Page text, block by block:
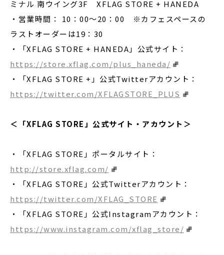
ミナル 南ウイング3F XFLAG STORE + HANEDA
・営業時間： 10：00～20：00 ※カフェスペースの
ラストオーダーは19：30
・「XFLAG STORE + HANEDA」公式サイト：
https://store.xflag.com/plus_haneda/
・「XFLAG STORE +」公式Twitterアカウント：
https://twitter.com/XFLAGSTORE_PLUS
＜「XFLAG STORE」公式サイト・アカウント＞
・「XFLAG STORE」ポータルサイト：
http://store.xflag.com/
・「XFLAG STORE」公式Twitterアカウント：
https://twitter.com/XFLAG_STORE
・「XFLAG STORE」公式Instagramアカウント：
https://www.instagram.com/xflag_store/